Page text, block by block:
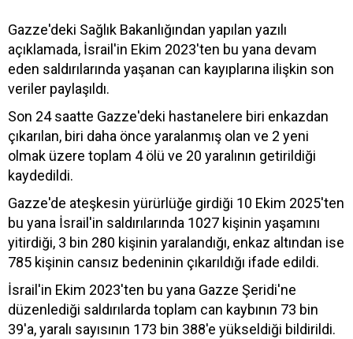
Gazze'deki Sağlık Bakanlığından yapılan yazılı
açıklamada, İsrail'in Ekim 2023'ten bu yana devam
eden saldırılarında yaşanan can kayıplarına ilişkin son
veriler paylaşıldı.
Son 24 saatte Gazze'deki hastanelere biri enkazdan
çıkarılan, biri daha önce yaralanmış olan ve 2 yeni
olmak üzere toplam 4 ölü ve 20 yaralının getirildiği
kaydedildi.
Gazze'de ateşkesin yürürlüğe girdiği 10 Ekim 2025'ten
bu yana İsrail'in saldırılarında 1027 kişinin yaşamını
yitirdiği, 3 bin 280 kişinin yaralandığı, enkaz altından ise
785 kişinin cansız bedeninin çıkarıldığı ifade edildi.
İsrail'in Ekim 2023'ten bu yana Gazze Şeridi'ne
düzenlediği saldırılarda toplam can kaybının 73 bin
39'a, yaralı sayısının 173 bin 388'e yükseldiği bildirildi.